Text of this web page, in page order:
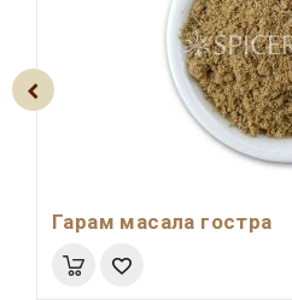
Гарам масала гостра